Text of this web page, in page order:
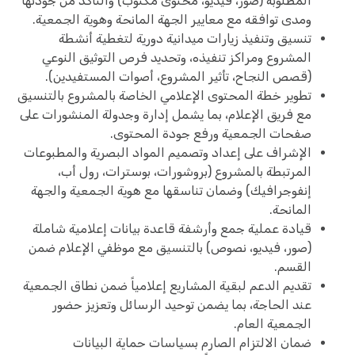
ومدى توافقه مع معايير الجهة المانحة وهوية الجمعية.
تنسيق وتنفيذ زيارات ميدانية دورية لتغطية أنشطة
المشروع ومراكز تنفيذه، وتحديد فرص التوثيق النوعي
(قصص النجاح، تأثير المشروع، أصوات المستفيدين).
تطوير خطة المحتوى الإعلامي الخاصة بالمشروع بالتنسيق
مع فريق الإعلام، بما يشمل إدارة وجدولة المنشورات على
صفحات الجمعية ورفع جودة المحتوى.
الإشراف على إعداد وتصميم المواد البصرية والمطبوعات
المرتبطة بالمشروع (بروشورات، بوسترات، رول أب،
إنفوجرافيك) وضمان تناسقها مع هوية الجمعية والجهة
المانحة.
قيادة عملية جمع وأرشفة قاعدة بيانات إعلامية شاملة
(صور، فيديو، نصوص) بالتنسيق مع موظفي الإعلام ضمن
القسم.
تقديم الدعم لبقية المشاريع إعلامياً ضمن نطاق الجمعية
عند الحاجة، بما يضمن توحيد الرسائل وتعزيز حضور
الجمعية العام.
ضمان الالتزام الصارم بسياسات حماية البيانات